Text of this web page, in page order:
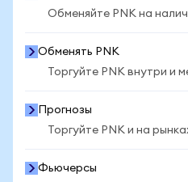
Обменяйте PNK на
Обменять PNK
Торгуйте PNK внутри и
Прогнозы
Торгуйте PNK и на
Фьючерсы